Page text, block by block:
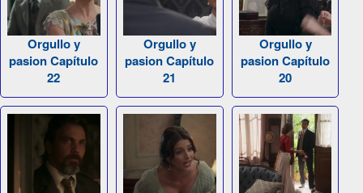
Orgullo y
pasion Capítulo
22
Orgullo y
pasion Capítulo
21
Orgullo y
pasion Capítulo
20